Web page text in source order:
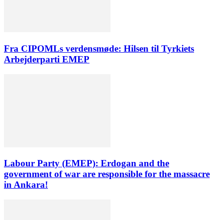
Fra CIPOMLs verdensmøde: Hilsen til Tyrkiets
Arbejderparti EMEP
Labour Party (EMEP): Erdogan and the
government of war are responsible for the massacre
in Ankara!